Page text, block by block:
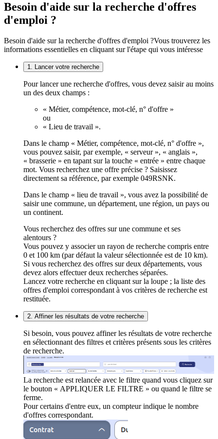
Besoin d'aide sur la recherche d'offres
d'emploi ?
Besoin d'aide sur la recherche d'offres d'emploi ?Vous trouverez les
informations essentielles en cliquant sur l'étape qui vous intéresse
1. Lancer votre recherche
Pour lancer une recherche d'offres, vous devez saisir au moins
un des deux champs :
« Métier, compétence, mot-clé, n° d'offre »
ou
« Lieu de travail ».
Dans le champ « Métier, compétence, mot-clé, n° d'offre »,
vous pouvez saisir, par exemple, « serveur », « anglais »,
« brasserie » en tapant sur la touche « entrée » entre chaque
mot. Vous recherchez une offre précise ? Saisissez
directement sa référence, par exemple 049RSNK.
Dans le champ « lieu de travail », vous avez la possibilité de
saisir une commune, un département, une région, un pays ou
un continent.
Vous recherchez des offres sur une commune et ses
alentours ?
Vous pouvez y associer un rayon de recherche compris entre
0 et 100 km (par défaut la valeur sélectionnée est de 10 km).
Si vous recherchez des offres sur deux départements, vous
devez alors effectuer deux recherches séparées.
Lancez votre recherche en cliquant sur la loupe ; la liste des
offres d'emploi correspondant à vos critères de recherche est
restituée.
2. Affiner les résultats de votre recherche
Si besoin, vous pouvez affiner les résultats de votre recherche
en sélectionnant des filtres et critères présents sous les critères
de recherche.
La recherche est relancée avec le filtre quand vous cliquez sur
le bouton « APPLIQUER LE FILTRE » ou quand le filtre se
ferme.
Pour certains d'entre eux, un compteur indique le nombre
d'offres correspondant.